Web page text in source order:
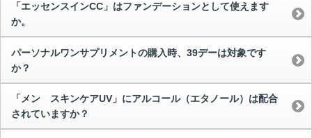
「エッセンスインCC」はファンデーションとして使えます
か。
パーソナルワンサプリメントの購入時、39デーは対象です
か？
「メン スキンケアUV」にアルコール（エタノール）は配合
されていますか？